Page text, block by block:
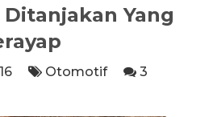
Yang
Otomotif
3